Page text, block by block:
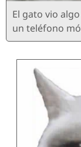
El gato vio
un teléfono